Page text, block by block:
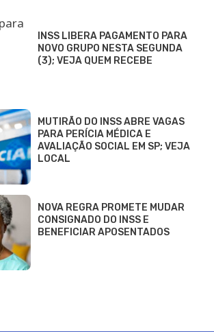
INSS LIBERA PAGAMENTO PARA
NOVO GRUPO NESTA SEGUNDA
(3); VEJA QUEM RECEBE
MUTIRÃO DO INSS ABRE VAGAS
PARA PERÍCIA MÉDICA E
AVALIAÇÃO SOCIAL EM SP; VEJA
LOCAL
NOVA REGRA PROMETE MUDAR
CONSIGNADO DO INSS E
BENEFICIAR APOSENTADOS